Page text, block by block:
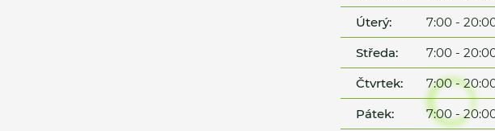
Úterý:
7:00 -
Středa:
7:00 -
Čtvrtek:
7:00 -
Pátek:
7:00 -